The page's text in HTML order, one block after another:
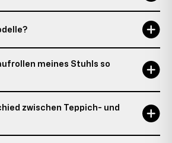
meines Stuhls so
zwischen Teppich- und